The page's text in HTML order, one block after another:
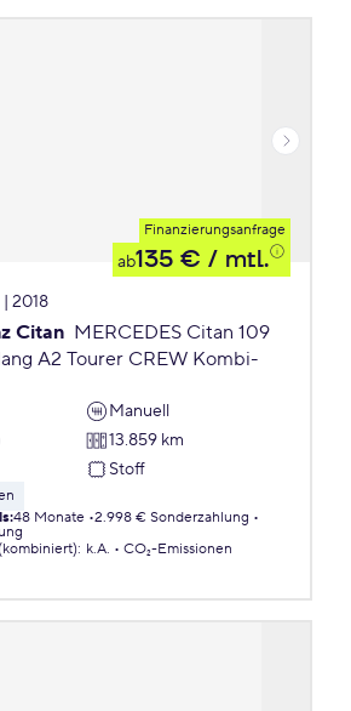
Finanzierungsanfrage
ab135 € / mtl.
2018
Citan MERCEDES Citan 109
A2 Tourer CREW Kombi-
Manuell
13.859 km
Stoff
:48 Monate 2.998 € Sonderzahlung
: k.A.
CO₂-Emissionen